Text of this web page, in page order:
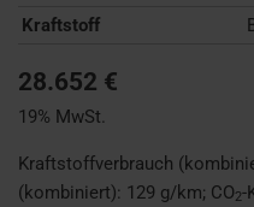
Kraftstoff
28.652 €
19% MwSt.
Kraftstoffverbrauch
(kombiniert): 129 g/km; CO2-